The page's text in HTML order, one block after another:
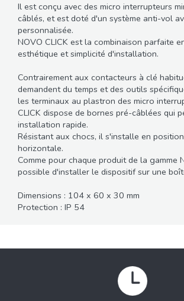
Il est conçu avec des micro interrupteurs
câblés, et est doté d'un système anti-vol
personnalisée.
NOVO CLICK est la combinaison parfaite
esthétique et simplicité d'installation.
Contrairement aux contacteurs à clé
demandent du temps et des outils
les terminaux au plastron des micro
CLICK dispose de bornes pré-câblées qui
installation rapide.
Résistant aux chocs, il s'installe en
horizontale.
Comme pour chaque produit de la gamme
possible d'installer le dispositif sur une
Dimensions : 104 x 60 x 30 mm
Protection : IP 54